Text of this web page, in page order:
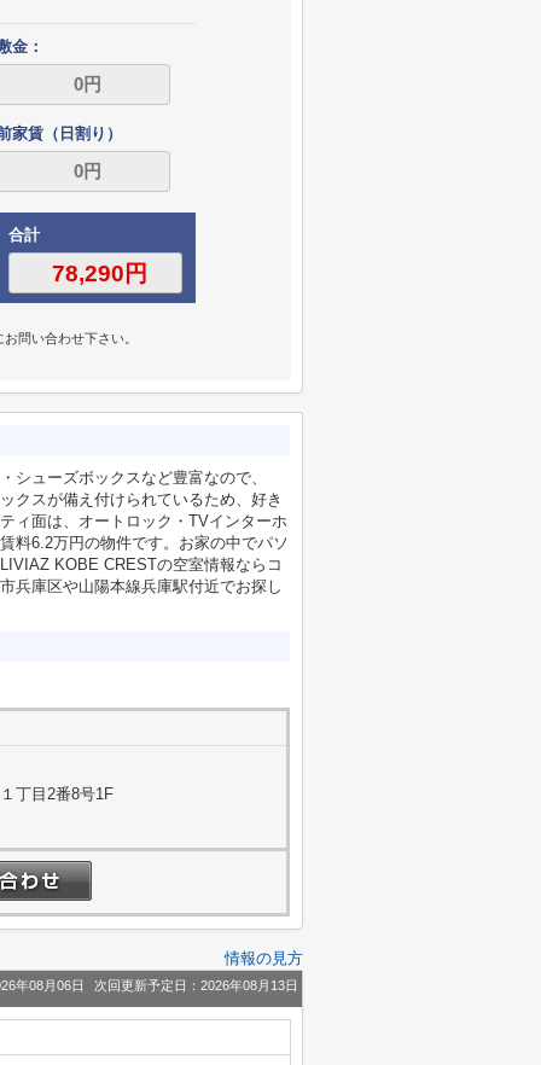
金：
家賃（日割り）
合計
問い合わせ下さい。
シューズボックスなど豊富なので、
クスが備え付けられているため、好き
ィ面は、オートロック・TVインターホ
料6.2万円の物件です。お家の中でパソ
KOBE CRESTの空室情報ならコ
兵庫区や山陽本線兵庫駅付近でお探し
丁目2番8号1F
情報の見方
年08月06日 次回更新予定日：2026年08月13日